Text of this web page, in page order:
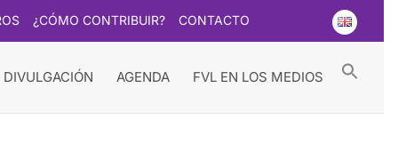
¿CÓMO CONTRIBUIR? CONTACTO
AGENDA FVL EN LOS MEDIOS